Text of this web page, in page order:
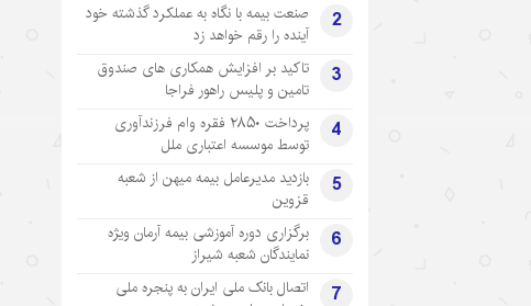
2
صنعت بیمه با نگاه به عملکرد گذشته خود
آینده را رقم خواهد زد
3
تاکید بر افزایش همکاری های صندوق
تامین و پلیس راهور فراجا
4
پرداخت ۲۸۵۰ فقره وام فرزندآوری
توسط موسسه اعتباری ملل
5
بازدید مدیرعامل بیمه میهن از شعبه
قزوین
6
برگزاری دوره آموزشی بیمه آرمان ویژه
نمایندگان شعبه شیراز
7
اتصال بانک ملی ایران به پنجره ملی